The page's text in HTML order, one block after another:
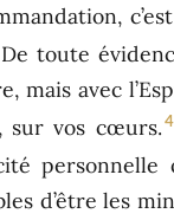
De toute
mais avec
sur vos cœurs.4
d’être les